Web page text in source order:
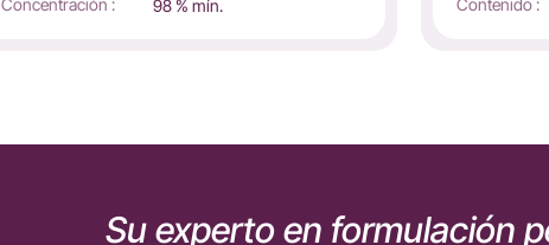
Concentración :
98 % mín.
Contenido :
Su experto en formulación